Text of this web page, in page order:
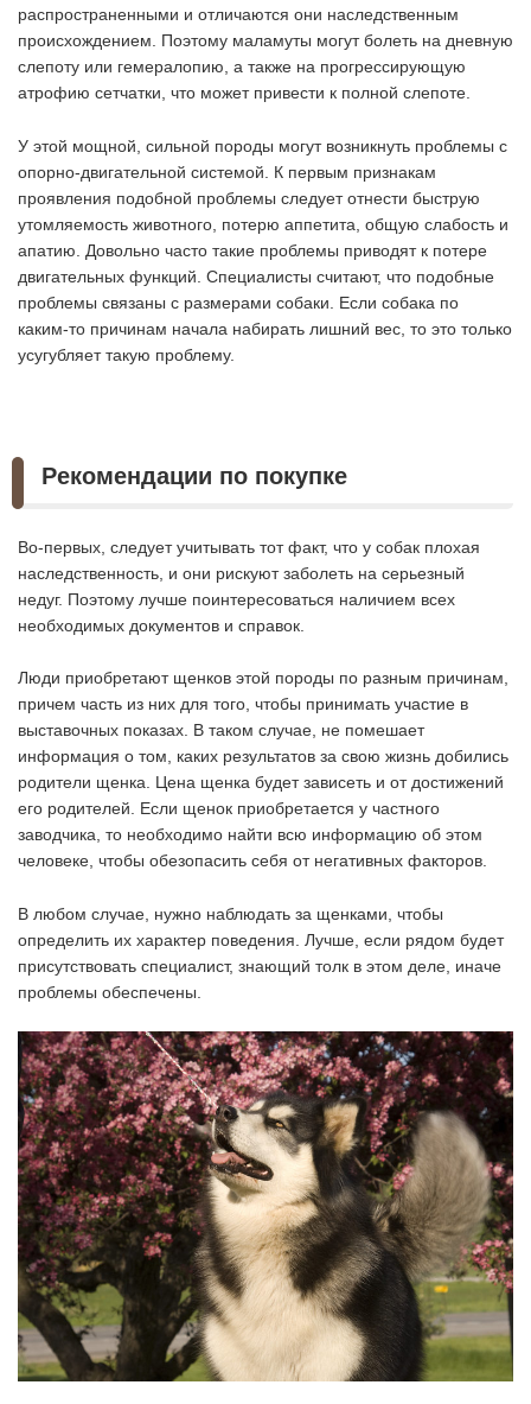
распространенными и отличаются они наследственным
происхождением. Поэтому маламуты могут болеть на дневную
слепоту или гемералопию, а также на прогрессирующую
атрофию сетчатки, что может привести к полной слепоте.
У этой мощной, сильной породы могут возникнуть проблемы с
опорно-двигательной системой. К первым признакам
проявления подобной проблемы следует отнести быструю
утомляемость животного, потерю аппетита, общую слабость и
апатию. Довольно часто такие проблемы приводят к потере
двигательных функций. Специалисты считают, что подобные
проблемы связаны с размерами собаки. Если собака по
каким-то причинам начала набирать лишний вес, то это только
усугубляет такую проблему.
Рекомендации по покупке
Во-первых, следует учитывать тот факт, что у собак плохая
наследственность, и они рискуют заболеть на серьезный
недуг. Поэтому лучше поинтересоваться наличием всех
необходимых документов и справок.
Люди приобретают щенков этой породы по разным причинам,
причем часть из них для того, чтобы принимать участие в
выставочных показах. В таком случае, не помешает
информация о том, каких результатов за свою жизнь добились
родители щенка. Цена щенка будет зависеть и от достижений
его родителей. Если щенок приобретается у частного
заводчика, то необходимо найти всю информацию об этом
человеке, чтобы обезопасить себя от негативных факторов.
В любом случае, нужно наблюдать за щенками, чтобы
определить их характер поведения. Лучше, если рядом будет
присутствовать специалист, знающий толк в этом деле, иначе
проблемы обеспечены.